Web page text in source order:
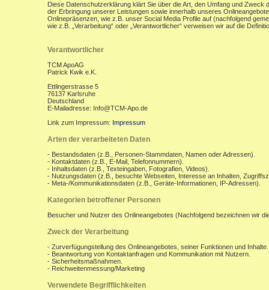
Diese Datenschutzerklärung klärt Sie über die Art, den Umfang und
der Erbringung unserer Leistungen sowie innerhalb unseres
Onlinepräsenzen, wie z.B. unser Social Media Profile auf (nachfolgend
wie z.B. „Verarbeitung“ oder „Verantwortlicher“ verweisen wir auf die
Verantwortlicher
TCM ApoAG
Patrick Kwik e.K.
Ettlingerstrasse 5
76137 Karlsruhe
Deutschland
E-Mailadresse: Info@TCM-Apo.de
Link zum Impressum: Impressum
Arten der verarbeiteten Daten
- Bestandsdaten (z.B., Personen-Stammdaten, Namen oder Adressen).
- Kontaktdaten (z.B., E-Mail, Telefonnummern).
- Inhaltsdaten (z.B., Texteingaben, Fotografien, Videos).
- Nutzungsdaten (z.B., besuchte Webseiten, Interesse an Inhalten,
- Meta-/Kommunikationsdaten (z.B., Geräte-Informationen, IP-Adressen).
Kategorien betroffener Personen
Besucher und Nutzer des Onlineangebotes (Nachfolgend bezeichnen wir
Zweck der Verarbeitung
- Zurverfügungstellung des Onlineangebotes, seiner Funktionen und Inhalte.
- Beantwortung von Kontaktanfragen und Kommunikation mit Nutzern.
- Sicherheitsmaßnahmen.
- Reichweitenmessung/Marketing
Verwendete Begrifflichkeiten